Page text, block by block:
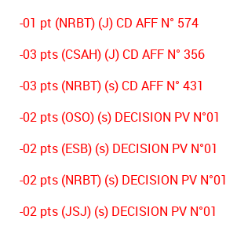
-01 pt (NRBT) (J) CD AFF N° 574
-03 pts (CSAH) (J) CD AFF N° 356
-03 pts (NRBT) (s) CD AFF N° 431
-02 pts (OSO) (s) DECISION PV N°01
-02 pts (ESB) (s) DECISION PV N°01
-02 pts (NRBT) (s) DECISION PV N°01
-02 pts (JSJ) (s) DECISION PV N°01